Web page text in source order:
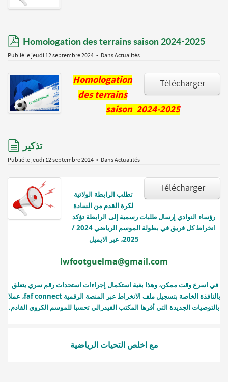
pdf
Homologation des terrains saison 2024-2025
Publié le jeudi 12 septembre 2024 DansActualités
Télécharger
Homologation
des terrains
saison 2024-2025
document
تذكير
Publié le jeudi 12 septembre 2024 DansActualités
Télécharger
رؤساء النوادي إرسال طلبات رسمية إلى الرابطة تؤكد
انخراط كل فريق في بطولة الموسم الرياضي 2024 /
2025، عبر الايميل
lwfootguelma@gmail.com
بالتوصيات الجديدة التي أقرها المكتب الفيدرالي تحسبا للموسم الكروي القادم.
مع اخلص التحيات الرياضية